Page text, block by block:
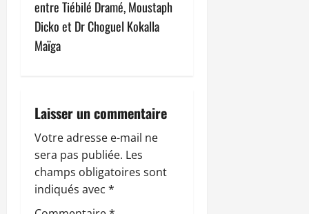
t
i
n
d
’
a
entre Tiébilé Dramé, Moustaph
Dicko et Dr Choguel Kokalla
Maïga
Laisser un commentaire
Votre adresse e-mail ne
sera pas publiée. Les
champs obligatoires sont
indiqués avec *